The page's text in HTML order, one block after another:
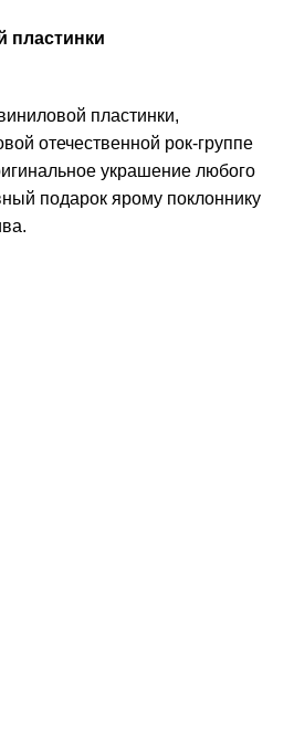
пластинки
пластинки,
отечественной рок-группе
украшение любого
подарок ярому поклоннику